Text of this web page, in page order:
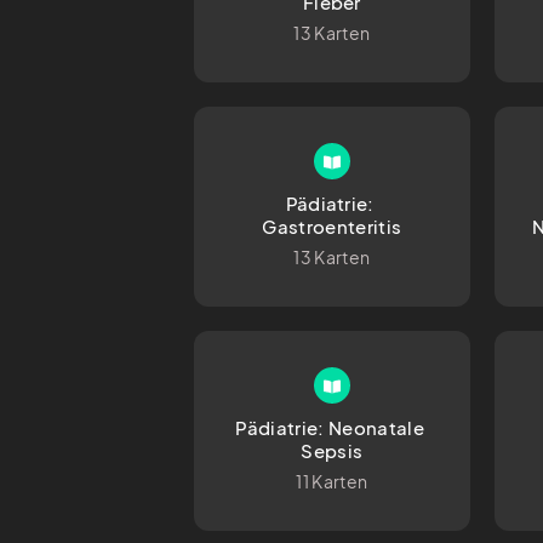
13 Karten
Pädiatrie:
Gastroenteritis
13 Karten
Pädiatrie: Neonatale
Sepsis
11 Karten